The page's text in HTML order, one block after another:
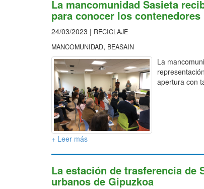
La mancomunidad Sasieta
para conocer los
24/03/2023 | RECICLAJE
MANCOMUNIDAD, BEASAIN
La
apertura con
+ Leer más
La estación de trasferencia
urbanos de Gipuzkoa